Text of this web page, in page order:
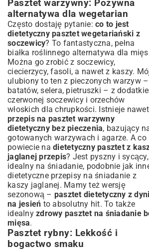
Pasztet warzywny: Pożywna
alternatywa dla wegetarian
Często dostaję pytanie: co to jest
dietetyczny pasztet wegetariański z
soczewicy? To fantastyczna, pełna
białka roślinnego alternatywa dla
Można go zrobić z soczewicy,
ciecierzycy, fasoli, a nawet z kaszy.
ulubiony to ten z pieczonych warzyw –
batatów, selera, pietruszki – z
czerwonej soczewicy i orzechów
włoskich dla chrupkości. Istnieje nawet
przepis na pasztet warzywny
dietetyczny bez pieczenia, bazujący
gotowanych warzywach i agarze. A co
powiecie na dietetyczny pasztet z
jaglanej przepis? Jest pyszny i sycący,
idealny na śniadanie, podobnie jak
dietetyczne przepisy na śniadanie z
kaszy jaglanej. Mamy też wersję
sezonową – pasztet dietetyczny z dyni
na jesień to absolutny hit. To także
idealny zdrowy pasztet na śniadanie
mięsa.
Pasztet rybny: Lekkość i
bogactwo smaku